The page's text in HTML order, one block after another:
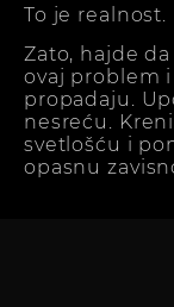
To je realnost.
Zato, hajde
ovaj problem
propadaju.
nesreću.
svetlošću i
opasnu